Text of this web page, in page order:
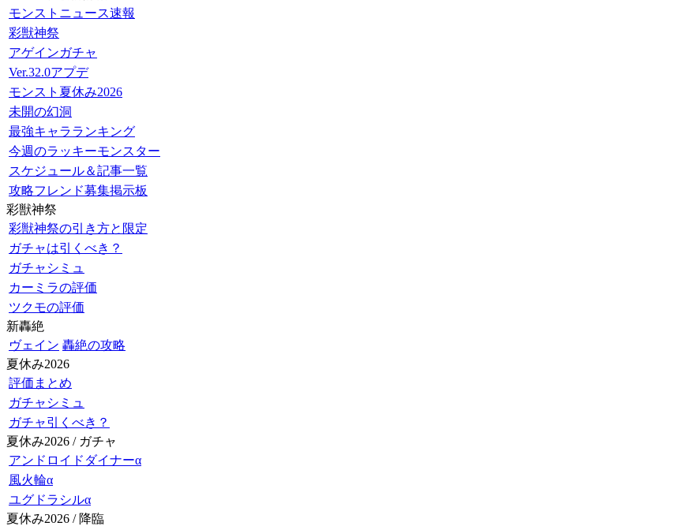
モンストニュース速報
彩獣神祭
アゲインガチャ
Ver.32.0アプデ
モンスト夏休み2026
未開の幻洞
最強キャラランキング
今週のラッキーモンスター
スケジュール＆記事一覧
攻略フレンド募集掲示板
彩獣神祭
彩獣神祭の引き方と限定
ガチャは引くべき？
ガチャシミュ
カーミラの評価
ツクモの評価
新轟絶
ヴェイン 轟絶の攻略
夏休み2026
評価まとめ
ガチャシミュ
ガチャ引くべき？
夏休み2026 / ガチャ
アンドロイドダイナーα
風火輪α
ユグドラシルα
夏休み2026 / 降臨